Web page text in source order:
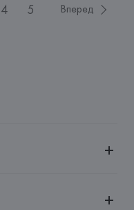
4 5 Вперед